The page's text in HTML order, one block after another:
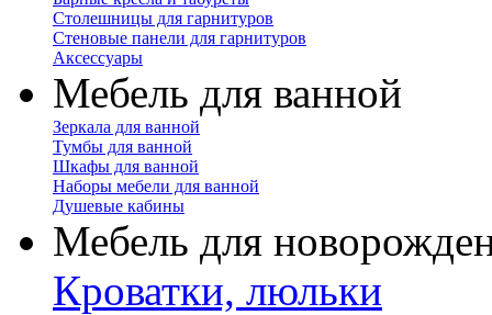
Столешницы для гарнитуров
Стеновые панели для гарнитуров
Аксессуары
Мебель для ванной
Зеркала для ванной
Тумбы для ванной
Шкафы для ванной
Наборы мебели для ванной
Душевые кабины
Мебель для
Кроватки, люльки